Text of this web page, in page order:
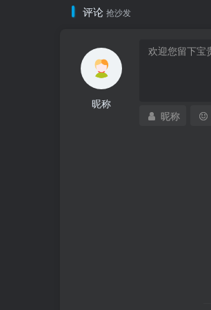
评论 抢沙发
昵称
昵称